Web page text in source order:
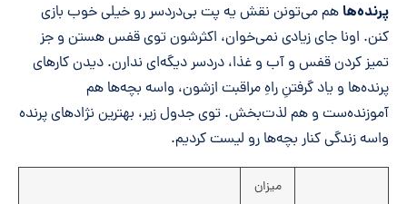
پرنده‌ها هم می‌تونن نقش یه پت بی‌دردسر رو خیلی خوب بازی
کنن. اونا جای زیادی نمی‌خوان، اکثرشون توی قفس هستن و جز
تمیز کردن قفس و آب و غذا، دردسر دیگه‌ای ندارن. دیدن کارهای
پرنده‌ها و یاد گرفتنِ راهِ مراقبت ازشون، واسه بچه‌ها هم
آموزنده‌ست و هم لذت‌بخش. توی جدول زیر، بهترین نژادهای پرنده
واسه زندگی کنار بچه‌ها رو لیست کردیم.
میزان